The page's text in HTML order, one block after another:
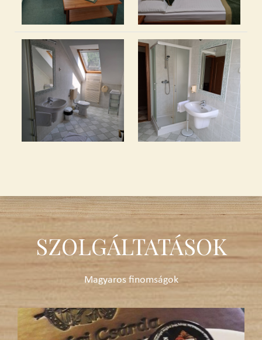
SZOLGÁLTATÁSOK
Magyaros finomságok